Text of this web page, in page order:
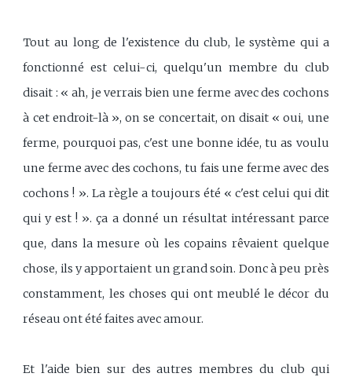
Tout au long de l'existence du club, le système qui a
fonctionné est celui-ci, quelqu'un membre du club
disait : « ah, je verrais bien une ferme avec des cochons
à cet endroit-là », on se concertait, on disait « oui, une
ferme, pourquoi pas, c'est une bonne idée, tu as voulu
une ferme avec des cochons, tu fais une ferme avec des
cochons ! ». La règle a toujours été « c'est celui qui dit
qui y est ! ». ça a donné un résultat intéressant parce
que, dans la mesure où les copains rêvaient quelque
chose, ils y apportaient un grand soin. Donc à peu près
constamment, les choses qui ont meublé le décor du
réseau ont été faites avec amour.
Et l'aide bien sur des autres membres du club qui